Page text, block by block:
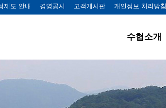
제도 안내 경영공시 고객게시판 개인정보 처리방침
수협소개